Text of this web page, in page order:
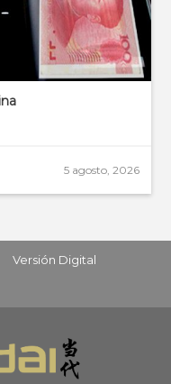
5 agosto, 2026
Versión Digital